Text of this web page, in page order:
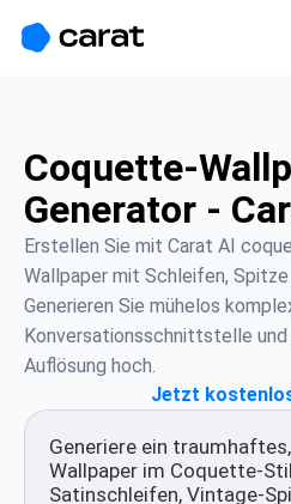
Coquette-
Generator -
Erstellen Sie mit Carat AI
Wallpaper mit Schleifen,
Generieren Sie mühelos
Konversationsschnittstelle und
Auflösung hoch.
Jetzt